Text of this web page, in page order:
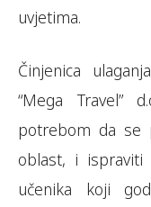
uvjetima.
Činjenica
“Mega Travel”
potrebom da se
oblast, i ispraviti
učenika koji